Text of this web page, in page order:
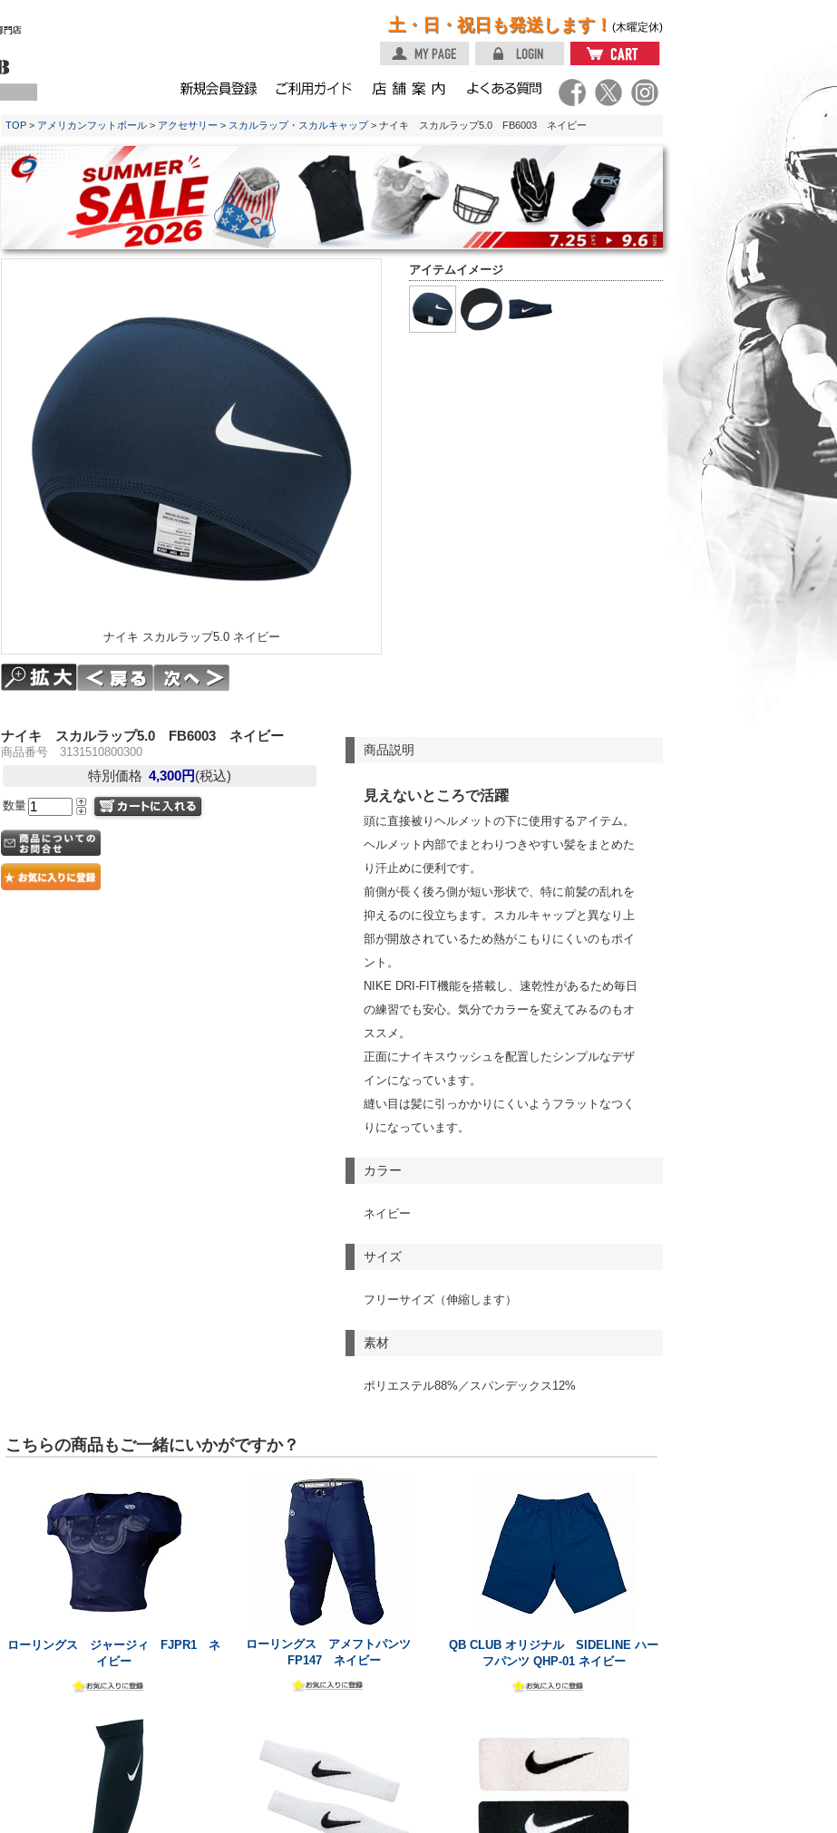
土・日・祝日も発送します！ (木曜定休)
TOP > アメリカンフットボール > アクセサリー > スカルラップ・スカルキャップ> ナイキ スカルラップ5.0 FB6003 ネイビー
アイテムイメージ
ナイキ スカルラップ5.0 ネイビー
商品説明
見えないところで活躍
頭に直接被りヘルメットの下に使用するアイテム。
ヘルメット内部でまとわりつきやすい髪をまとめた
り汗止めに便利です。
前側が長く後ろ側が短い形状で、特に前髪の乱れを
抑えるのに役立ちます。スカルキャップと異なり上
部が開放されているため熱がこもりにくいのもポイ
ント。
NIKE DRI-FIT機能を搭載し、速乾性があるため毎日
の練習でも安心。気分でカラーを変えてみるのもオ
ススメ。
正面にナイキスウッシュを配置したシンプルなデザ
インになっています。
縫い目は髪に引っかかりにくいようフラットなつく
りになっています。
カラー
ネイビー
サイズ
フリーサイズ（伸縮します）
素材
ポリエステル88%／スパンデックス12%
ナイキ スカルラップ5.0 FB6003 ネイビー
商品番号 3131510800300
特別価格 4,300円(税込)
数量
こちらの商品もご一緒にいかがですか？
ローリングス ジャージィ FJPR1 ネ
イビー
ローリングス アメフトパンツ
FP147 ネイビー
QB CLUB オリジナル SIDELINE ハー
フパンツ QHP-01 ネイビー